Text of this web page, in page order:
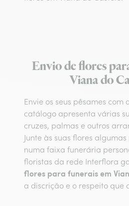
Envio de flores
Viana do
Envie os seus pêsames com
catálogo apresenta várias
cruzes, palmas e outros
Junte às suas flores
numa faixa funerária
floristas da rede Interflora
flores para funerais em
a discrição e o respeito que